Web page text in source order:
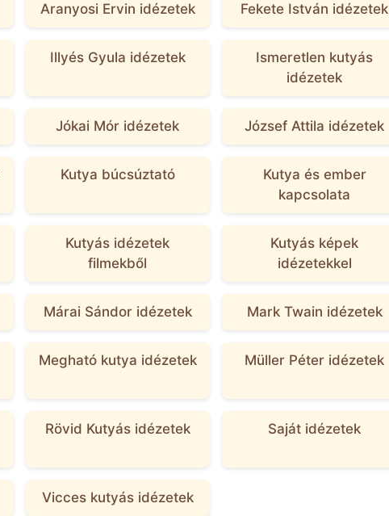
Aranyosi Ervin idézetek Fekete István idézetek
Illyés Gyula idézetek
Ismeretlen kutyás
idézetek
Jókai Mór idézetek József Attila idézetek
Kutya búcsúztató
Kutya és ember
kapcsolata
Kutyás idézetek
filmekből
Kutyás képek
idézetekkel
Márai Sándor idézetek Mark Twain idézetek
Megható kutya idézetek Müller Péter idézetek
Rövid Kutyás idézetek Saját idézetek
Vicces kutyás idézetek